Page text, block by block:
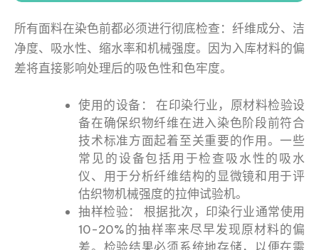
所有面料在染色前都必须进行彻底检查：纤维成分、洁
净度、吸水性、缩水率和机械强度。因为入库材料的偏
差将直接影响处理后的吸色性和色牢度。
使用的设备： 在印染行业，原材料检验设
备在确保织物纤维在进入染色阶段前符合
技术标准方面起着至关重要的作用。一些
常见的设备包括用于检查吸水性的吸水
仪、用于分析纤维结构的显微镜和用于评
估织物机械强度的拉伸试验机。
抽样检验： 根据批次，印染行业通常使用
10-20%的抽样率来尽早发现原材料的偏
差。检验结果必须系统地存储，以便在需